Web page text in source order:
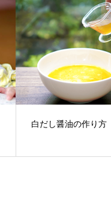
白だし醤油の作り方